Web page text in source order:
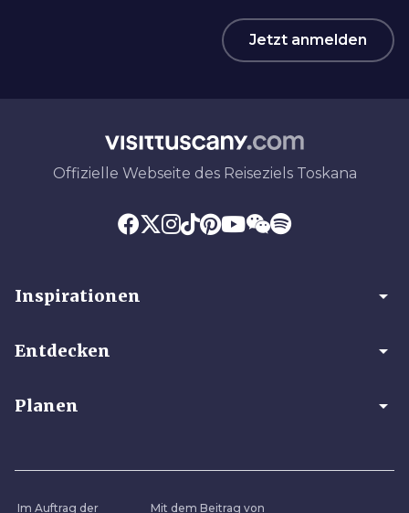
Jetzt anmelden
Offizielle Webseite des Reiseziels Toskana
Inspirationen arrow_drop_down
Entdecken arrow_drop_down
Planen arrow_drop_down
Im Auftrag der Mit dem Beitrag von